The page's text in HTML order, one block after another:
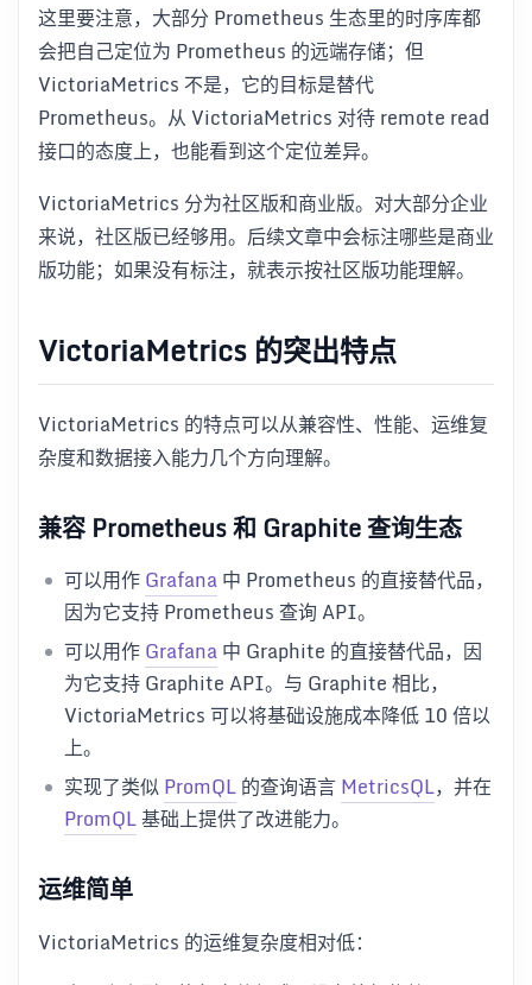
这里要注意，大部分 Prometheus 生态里的时序库都
会把自己定位为 Prometheus 的远端存储；但
VictoriaMetrics 不是，它的目标是替代
Prometheus。从 VictoriaMetrics 对待 remote read
接口的态度上，也能看到这个定位差异。
VictoriaMetrics 分为社区版和商业版。对大部分企业
来说，社区版已经够用。后续文章中会标注哪些是商业
版功能；如果没有标注，就表示按社区版功能理解。
VictoriaMetrics 的突出特点
VictoriaMetrics 的特点可以从兼容性、性能、运维复
杂度和数据接入能力几个方向理解。
兼容 Prometheus 和 Graphite 查询生态
可以用作Grafana中 Prometheus 的直接替代品，
因为它支持 Prometheus 查询 API。
可以用作Grafana中 Graphite 的直接替代品，因
为它支持 Graphite API。与 Graphite 相比，
VictoriaMetrics 可以将基础设施成本降低 10 倍以
上。
实现了类似PromQL的查询语言MetricsQL，并在
PromQL基础上提供了改进能力。
运维简单
VictoriaMetrics 的运维复杂度相对低：